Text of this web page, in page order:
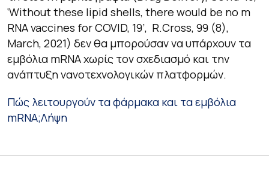
‘Without these lipid shells, there would be no m
RNA vaccines for COVID, 19’, R.Cross, 99 (8),
March, 2021) δεν θα μπορούσαν να υπάρχουν τα
εμβόλια mRNA χωρίς τον σχεδιασμό και την
ανάπτυξη νανοτεχνολογικών πλατφορμών.
Πώς λειτουργούν τα φάρμακα και τα εμβόλια
mRNA;Λήψη